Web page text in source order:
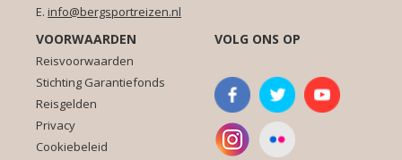
E. info@bergsportreizen.nl
VOORWAARDEN
Reisvoorwaarden
Stichting Garantiefonds
Reisgelden
Privacy
Cookiebeleid
VOLG ONS OP